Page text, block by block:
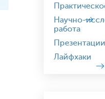
Научно-
работа
Презентации
Лайфхаки